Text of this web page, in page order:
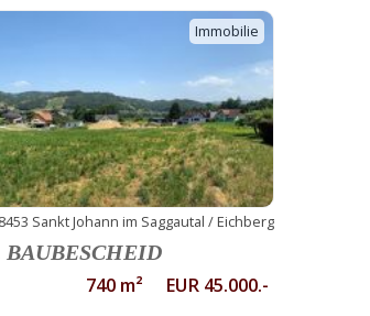
Immobilie
8453 Sankt Johann im Saggautal / Eichberg
BAUBESCHEID
740 m² EUR 45.000.-